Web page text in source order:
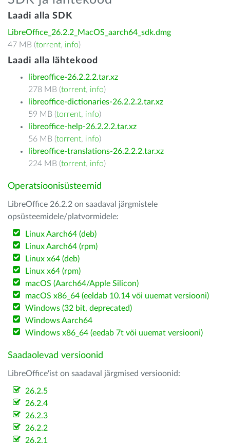
Laadi alla SDK
LibreOffice_26.2.2_MacOS_aarch64_sdk.dmg
47 MB (torrent, info)
Laadi alla lähtekood
libreoffice-26.2.2.2.tar.xz
278 MB (torrent, info)
libreoffice-dictionaries-26.2.2.2.tar.xz
59 MB (torrent, info)
libreoffice-help-26.2.2.2.tar.xz
56 MB (torrent, info)
libreoffice-translations-26.2.2.2.tar.xz
224 MB (torrent, info)
Operatsioonisüsteemid
LibreOffice 26.2.2 on saadaval järgmistele
opsüsteemidele/platvormidele:
Linux Aarch64 (deb)
Linux Aarch64 (rpm)
Linux x64 (deb)
Linux x64 (rpm)
macOS (Aarch64/Apple Silicon)
macOS x86_64 (eeldab 10.14 või uuemat versiooni)
Windows (32 bit, deprecated)
Windows Aarch64
Windows x86_64 (eedab 7t või uuemat versiooni)
Saadaolevad versioonid
LibreOffice'ist on saadaval järgmised versioonid:
26.2.5
26.2.4
26.2.3
26.2.2
26.2.1